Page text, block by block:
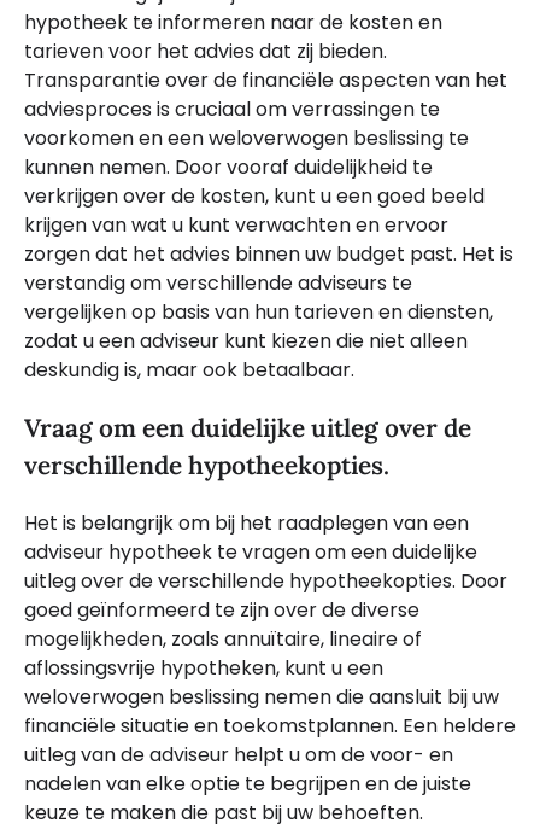
hypotheek te informeren naar de kosten en
tarieven voor het advies dat zij bieden.
Transparantie over de financiële aspecten van het
adviesproces is cruciaal om verrassingen te
voorkomen en een weloverwogen beslissing te
kunnen nemen. Door vooraf duidelijkheid te
verkrijgen over de kosten, kunt u een goed beeld
krijgen van wat u kunt verwachten en ervoor
zorgen dat het advies binnen uw budget past. Het is
verstandig om verschillende adviseurs te
vergelijken op basis van hun tarieven en diensten,
zodat u een adviseur kunt kiezen die niet alleen
deskundig is, maar ook betaalbaar.
Vraag om een duidelijke uitleg over de
verschillende hypotheekopties.
Het is belangrijk om bij het raadplegen van een
adviseur hypotheek te vragen om een duidelijke
uitleg over de verschillende hypotheekopties. Door
goed geïnformeerd te zijn over de diverse
mogelijkheden, zoals annuïtaire, lineaire of
aflossingsvrije hypotheken, kunt u een
weloverwogen beslissing nemen die aansluit bij uw
financiële situatie en toekomstplannen. Een heldere
uitleg van de adviseur helpt u om de voor- en
nadelen van elke optie te begrijpen en de juiste
keuze te maken die past bij uw behoeften.